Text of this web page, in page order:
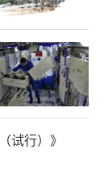
吸引高精
破国外技
件项目是
统核心技
产业化的
试行）》